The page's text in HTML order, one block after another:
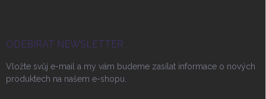
ODEBÍRAT NEWSLETTER
Vložte svůj e-mail a my vám budeme zasílat informace o nových
produktech na našem e-shopu.